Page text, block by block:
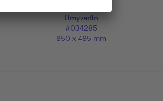
Umyvadlo
#034285
850 x 485 mm